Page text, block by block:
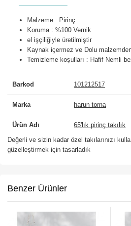
Malzeme : Pirinç
Koruma : %100 Vernik
el işçiliğiyle üretilmiştir
Kaynak içermez ve Dolu
Temizleme koşulları : Hafif Nemli
Barkod 101212517
Marka harun torna
Ürün Adı
65'lık pirinç takılık
Değerli ve sizin kadar özel takılarınızı
güzelleştirmek için tasarladık
Benzer Ürünler